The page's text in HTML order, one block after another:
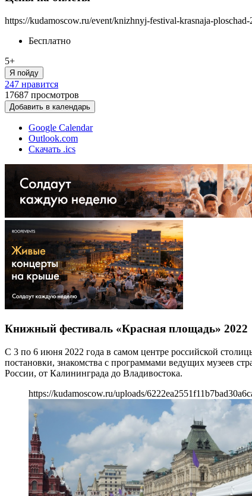
https://kudamoscow.ru/event/knizhnyj-festival-krasnaja-ploschad-
Бесплатно
5+
Я пойду
247 нравится
17687 просмотров
Добавить в календарь
Google Calendar
Outlook.com
Скачать .ics
Книжный фестиваль «Красная площадь» 2022
С 3 по 6 июня 2022 года в самом центре российской
постановки, знакомства с программами ведущих музеев
России, от Калининграда до Владивостока.
https://kudamoscow.ru/uploads/